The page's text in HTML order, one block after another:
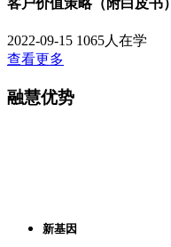
2022-09-15 1065人在学
查看更多
融慧优势
新基因